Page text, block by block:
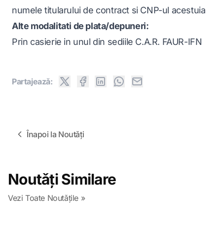
numele titularului de contract si CNP-ul acestuia
Alte modalitati de plata/depuneri:
Prin casierie in unul din sediile C.A.R. FAUR-IFN
Partajeazǎ:
Înapoi la Noutǎți
Noutǎți Similare
Vezi Toate Noutǎțile »